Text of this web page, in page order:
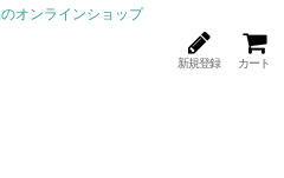
オンラインショップ
新規登録 カート